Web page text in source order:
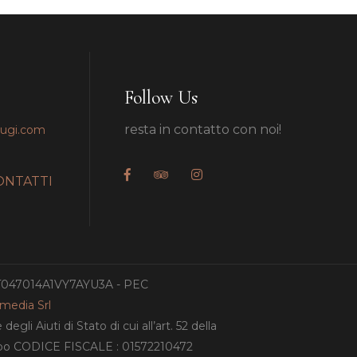
Follow Us
resta in contatto con noi!
- PEC
Srl
Aiuti di Stato di cui all’art. 52 della
CODICE FISCALE : 01572210472